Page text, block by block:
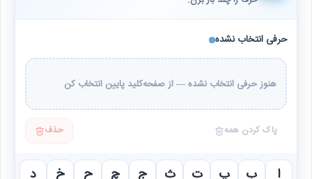
حرفی انتخاب نشده
هنوز حرفی انتخاب نشده — از صفحه‌کلید پایین انتخاب کن
پاک کردن همه حذف
ا ب پ ت ث ج چ ح خ
د